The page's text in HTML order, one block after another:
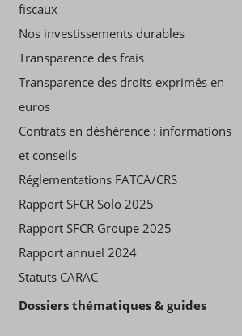
fiscaux
Nos investissements durables
Transparence des frais
Transparence des droits exprimés en
euros
Contrats en déshérence : informations
et conseils
Réglementations FATCA/CRS
Rapport SFCR Solo 2025
Rapport SFCR Groupe 2025
Rapport annuel 2024
Statuts CARAC
Dossiers thématiques & guides